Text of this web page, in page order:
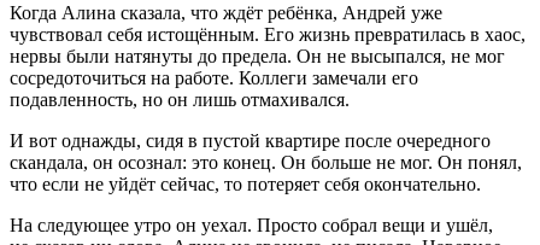
Когда Алина сказала, что ждёт ребёнка, Андрей уже
чувствовал себя истощённым. Его жизнь превратилась в хаос,
нервы были натянуты до предела. Он не высыпался, не мог
сосредоточиться на работе. Коллеги замечали его
подавленность, но он лишь отмахивался.
И вот однажды, сидя в пустой квартире после очередного
скандала, он осознал: это конец. Он больше не мог. Он понял,
что если не уйдёт сейчас, то потеряет себя окончательно.
На следующее утро он уехал. Просто собрал вещи и ушёл,